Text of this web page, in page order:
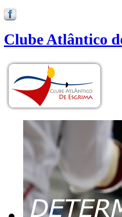
Clube Atlântico